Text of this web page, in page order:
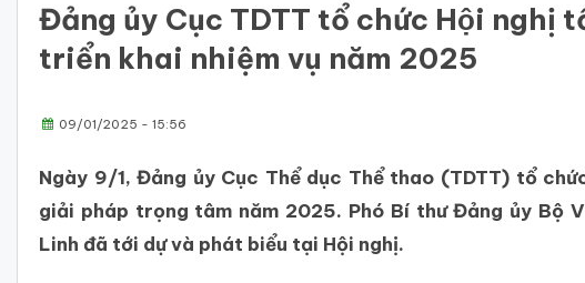
Đảng ủy Cục TDTT tổ chức Hội nghị
triển khai nhiệm vụ năm 2025
09/01/2025 - 15:56
Ngày 9/1, Đảng ủy Cục Thể dục Thể thao (TDTT) tổ
giải pháp trọng tâm năm 2025. Phó Bí thư Đảng ủy Bộ
Linh đã tới dự và phát biểu tại Hội nghị.